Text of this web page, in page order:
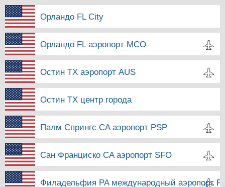
Орландо FL City
Орландо FL аэропорт MCO
Остин TX аэропорт AUS
Остин TX центр города
Палм Спрингс CA аэропорт PSP
Сан Франциско CA аэропорт SFO
Филадельфия PA международный аэропорт